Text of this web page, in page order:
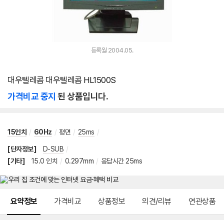
등록월 2004.05.
대우텔레콤 대우텔레콤 HL1500S
가격비교 중지 된 상품입니다.
15인치 / 60Hz / 평면 / 25ms /
[단자정보] D-SUB /
[기타]
15.0 인치 / 0.297mm / 응답시간 25ms
요약정보 가격비교 상품정보 의견/리뷰 연관상품